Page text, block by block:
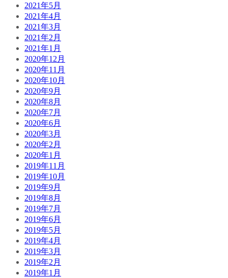
2021年5月
2021年4月
2021年3月
2021年2月
2021年1月
2020年12月
2020年11月
2020年10月
2020年9月
2020年8月
2020年7月
2020年6月
2020年3月
2020年2月
2020年1月
2019年11月
2019年10月
2019年9月
2019年8月
2019年7月
2019年6月
2019年5月
2019年4月
2019年3月
2019年2月
2019年1月